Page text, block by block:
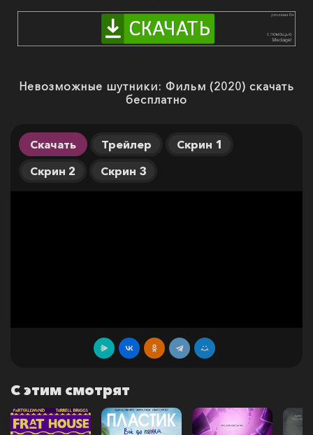
Невозможные шутники: Фильм (2020) скачать
бесплатно
Скачать Трейлер
Скрин 1
Скрин 2
Скрин 3
С этим смотрят